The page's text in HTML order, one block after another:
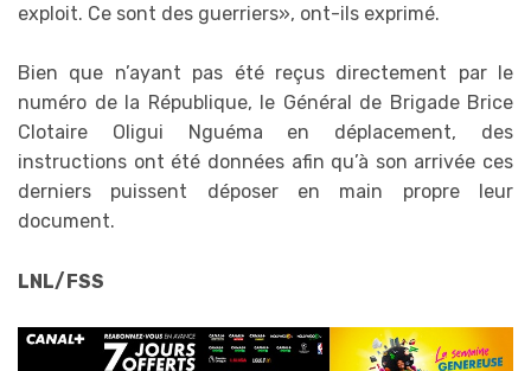
exploit. Ce sont des guerriers», ont-ils exprimé.
Bien que n’ayant pas été reçus directement par le
numéro de la République, le Général de Brigade Brice
Clotaire Oligui Nguéma en déplacement, des
instructions ont été données afin qu’à son arrivée ces
derniers puissent déposer en main propre leur
document.
LNL/FSS